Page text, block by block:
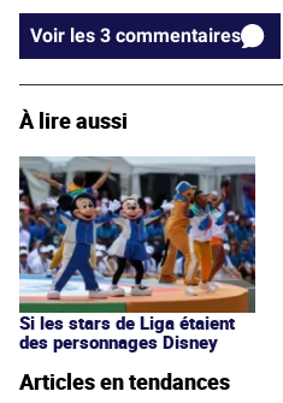
Voir les 3 commentaires
À lire aussi
Si les stars de Liga étaient
des personnages Disney
Articles en tendances